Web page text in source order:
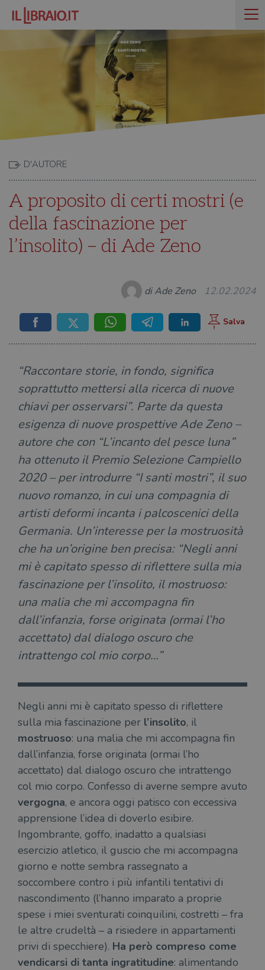
D'AUTORE
A proposito di certi mostri (e
della fascinazione per
l’insolito) – di Ade Zeno
di Ade Zeno 12.02.2024
“Raccontare storie, in fondo, significa
soprattutto mettersi alla ricerca di nuove
chiavi per osservarsi”. Parte da questa
esigenza di nuove prospettive Ade Zeno –
autore che con “L’incanto del pesce luna”
ha ottenuto il Premio Selezione Campiello
2020 – per introdurre “I santi mostri”, il suo
nuovo romanzo, in cui una compagnia di
artisti deformi incanta i palcoscenici della
Germania. Un’interesse per la mostruosità
che ha un’origine ben precisa: “Negli anni
mi è capitato spesso di riflettere sulla mia
fascinazione per l’insolito, il mostruoso:
una malia che mi accompagna fin
dall’infanzia, forse originata (ormai l’ho
accettato) dal dialogo oscuro che
intrattengo col mio corpo…”
Negli anni mi è capitato spesso di riflettere
sulla mia fascinazione per l’insolito, il
mostruoso: una malia che mi accompagna fin
dall’infanzia, forse originata (ormai l’ho
accettato) dal dialogo oscuro che intrattengo
col mio corpo. Confesso di averne sempre avuto
vergogna, e ancora oggi patisco con eccessiva
apprensione l’idea di doverlo esibire.
Ingombrante, goffo, inadatto a qualsiasi
esercizio atletico, il guscio che mi accompagna
giorno e notte sembra rassegnato a
soccombere contro i più infantili tentativi di
nascondimento (l’hanno imparato a proprie
spese i miei sventurati coinquilini, costretti – fra
le altre crudeltà – a risiedere in appartamenti
privi di specchiere). Ha però compreso come
vendicarsi di tanta ingratitudine: alimentando